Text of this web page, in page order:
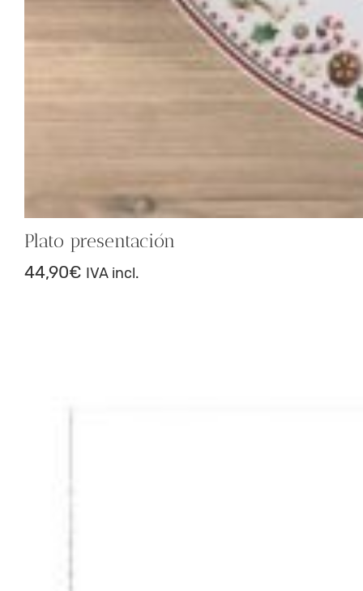
Plato presentación
44,90€ IVA incl.